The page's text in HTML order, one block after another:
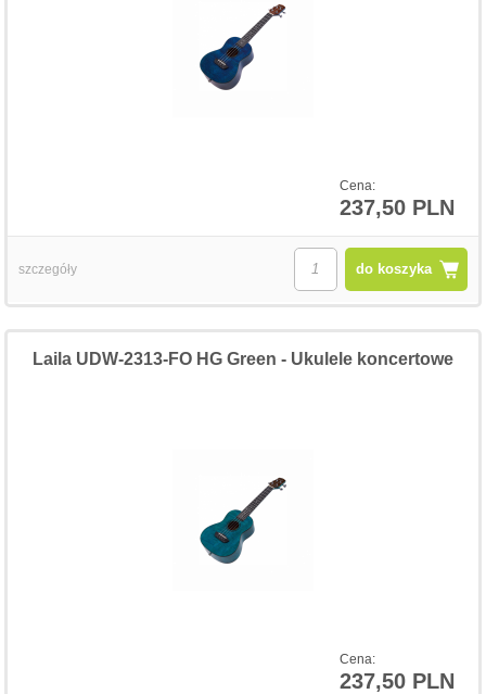
Cena:
237,50 PLN
do koszyka
szczegóły
Cena:
237,50 PLN
Laila UDW-2313-FO HG Green - Ukulele koncertowe